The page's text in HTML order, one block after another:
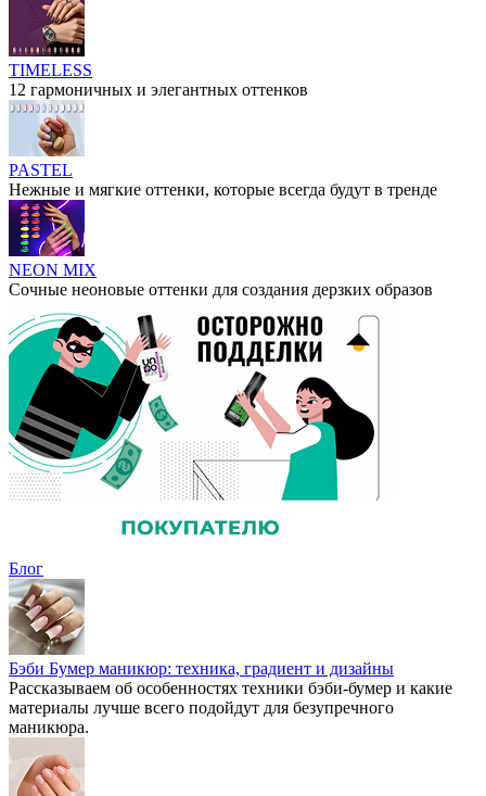
TIMELESS
12 гармоничных и элегантных оттенков
PASTEL
Нежные и мягкие оттенки, которые всегда будут в тренде
NEON MIX
Сочные неоновые оттенки для создания дерзких образов
Блог
Бэби Бумер маникюр: техника, градиент и дизайны
Рассказываем об особенностях техники бэби-бумер и какие
материалы лучше всего подойдут для безупречного
маникюра.